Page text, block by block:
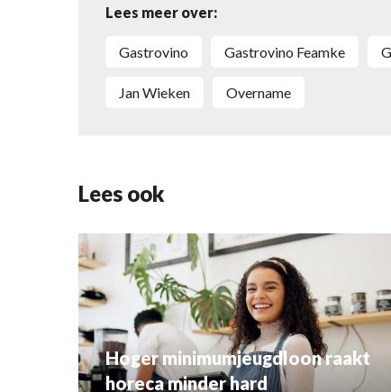
Lees meer over:
Gastrovino Gastrovino Feamke
Jan Wieken overname
Lees ook
Hoger minimumjeugdloon raakt
horeca minder hard